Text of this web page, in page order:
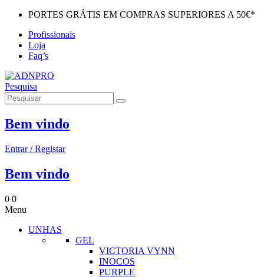
PORTES GRÁTIS EM COMPRAS SUPERIORES A 50€*
Profissionais
Loja
Faq’s
Pesquisa
Bem vindo
Entrar / Registar
Bem vindo
0 0
Menu
UNHAS
GEL
VICTORIA VYNN
INOCOS
PURPLE